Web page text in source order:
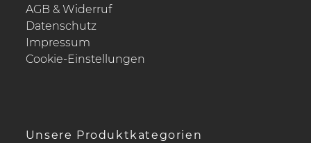
AGB & Widerruf
Datenschutz
Impressum
Cookie-Einstellungen
Unsere Produktkategorien